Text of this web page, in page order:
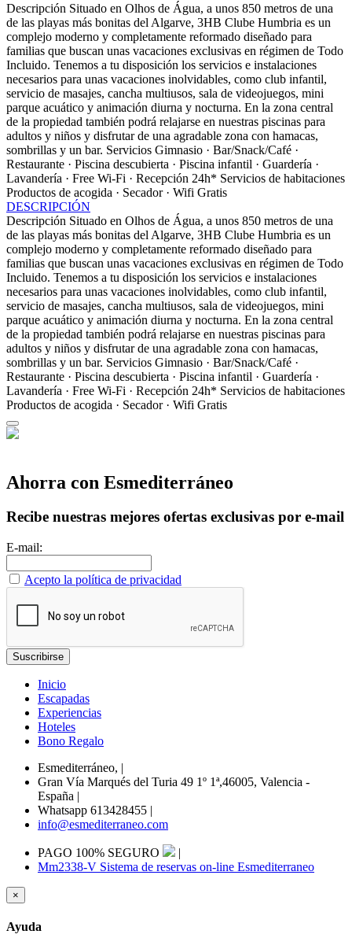
Descripción Situado en Olhos de Água, a unos 850 metros de una
de las playas más bonitas del Algarve, 3HB Clube Humbria es un
complejo moderno y completamente reformado diseñado para
familias que buscan unas vacaciones exclusivas en régimen de Todo
Incluido. Tenemos a tu disposición los servicios e instalaciones
necesarios para unas vacaciones inolvidables, como club infantil,
servicio de masajes, cancha multiusos, sala de videojuegos, mini
parque acuático y animación diurna y nocturna. En la zona central
de la propiedad también podrá relajarse en nuestras piscinas para
adultos y niños y disfrutar de una agradable zona con hamacas,
sombrillas y un bar. Servicios Gimnasio · Bar/Snack/Café ·
Restaurante · Piscina descubierta · Piscina infantil · Guardería ·
Lavandería · Free Wi-Fi · Recepción 24h* Servicios de habitaciones
Productos de acogida · Secador · Wifi Gratis
DESCRIPCIÓN
Descripción Situado en Olhos de Água, a unos 850 metros de una
de las playas más bonitas del Algarve, 3HB Clube Humbria es un
complejo moderno y completamente reformado diseñado para
familias que buscan unas vacaciones exclusivas en régimen de Todo
Incluido. Tenemos a tu disposición los servicios e instalaciones
necesarios para unas vacaciones inolvidables, como club infantil,
servicio de masajes, cancha multiusos, sala de videojuegos, mini
parque acuático y animación diurna y nocturna. En la zona central
de la propiedad también podrá relajarse en nuestras piscinas para
adultos y niños y disfrutar de una agradable zona con hamacas,
sombrillas y un bar. Servicios Gimnasio · Bar/Snack/Café ·
Restaurante · Piscina descubierta · Piscina infantil · Guardería ·
Lavandería · Free Wi-Fi · Recepción 24h* Servicios de habitaciones
Productos de acogida · Secador · Wifi Gratis
Ahorra con Esmediterráneo
Recibe nuestras mejores ofertas exclusivas por e-mail
E-mail:
Acepto la política de privacidad
Inicio
Escapadas
Experiencias
Hoteles
Bono Regalo
Esmediterráneo, |
Gran Vía Marqués del Turia 49 1º 1ª,46005, Valencia -
España |
Whatsapp 613428455 |
info@esmediterraneo.com
PAGO 100% SEGURO
|
Mm2338-V Sistema de reservas on-line Esmediterraneo
×
Ayuda